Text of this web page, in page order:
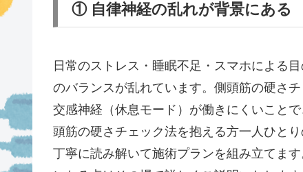
① 自律神経の乱れが背景にある
日常のストレス・睡眠不足・スマホによる
のバランスが乱れています。側頭筋の硬さ
交感神経（休息モード）が働きにくいこと
頭筋の硬さチェック法を抱える方一人ひと
丁寧に読み解いて施術プランを組み立てま